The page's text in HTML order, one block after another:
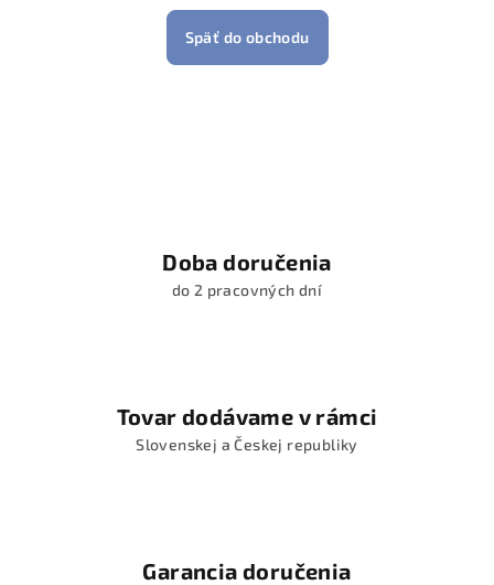
Späť do obchodu
Doba doručenia
do 2 pracovných dní
Tovar dodávame v rámci
Slovenskej a Českej republiky
Garancia doručenia